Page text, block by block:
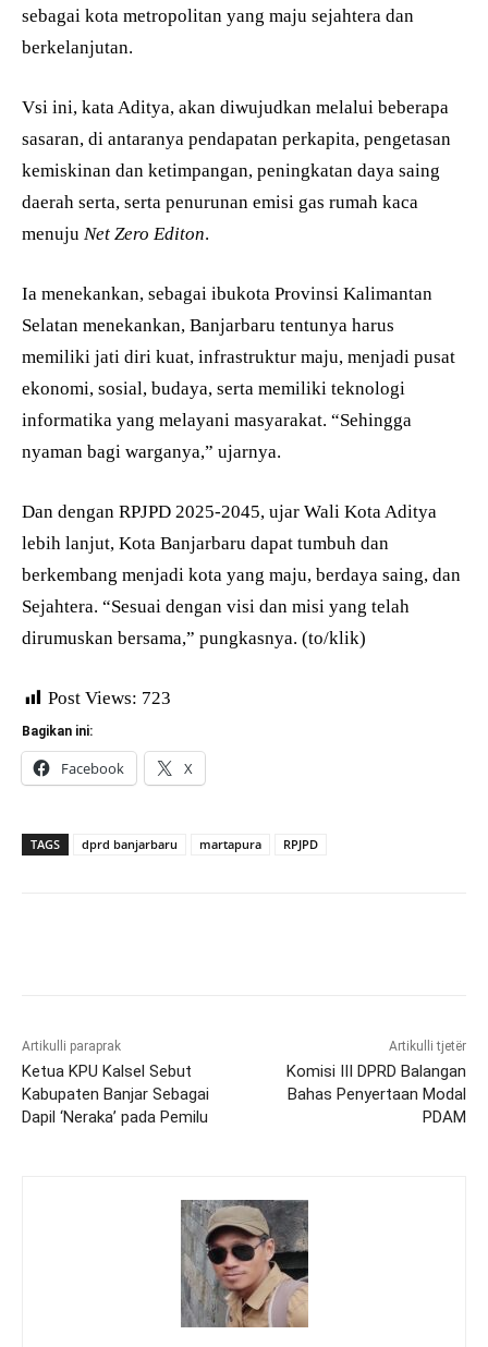
sebagai kota metropolitan yang maju sejahtera dan
berkelanjutan.
Vsi ini, kata Aditya, akan diwujudkan melalui beberapa
sasaran, di antaranya pendapatan perkapita, pengetasan
kemiskinan dan ketimpangan, peningkatan daya saing
daerah serta, serta penurunan emisi gas rumah kaca
menuju Net Zero Editon.
Ia menekankan, sebagai ibukota Provinsi Kalimantan
Selatan menekankan, Banjarbaru tentunya harus
memiliki jati diri kuat, infrastruktur maju, menjadi pusat
ekonomi, sosial, budaya, serta memiliki teknologi
informatika yang melayani masyarakat. “Sehingga
nyaman bagi warganya,” ujarnya.
Dan dengan RPJPD 2025-2045, ujar Wali Kota Aditya
lebih lanjut, Kota Banjarbaru dapat tumbuh dan
berkembang menjadi kota yang maju, berdaya saing, dan
Sejahtera. “Sesuai dengan visi dan misi yang telah
dirumuskan bersama,” pungkasnya. (to/klik)
Post Views: 723
Bagikan ini:
Facebook X
TAGS dprd banjarbaru martapura RPJPD
Artikulli paraprak
Ketua KPU Kalsel Sebut
Kabupaten Banjar Sebagai
Dapil ‘Neraka’ pada Pemilu
Artikulli tjetër
Komisi III DPRD Balangan
Bahas Penyertaan Modal
PDAM